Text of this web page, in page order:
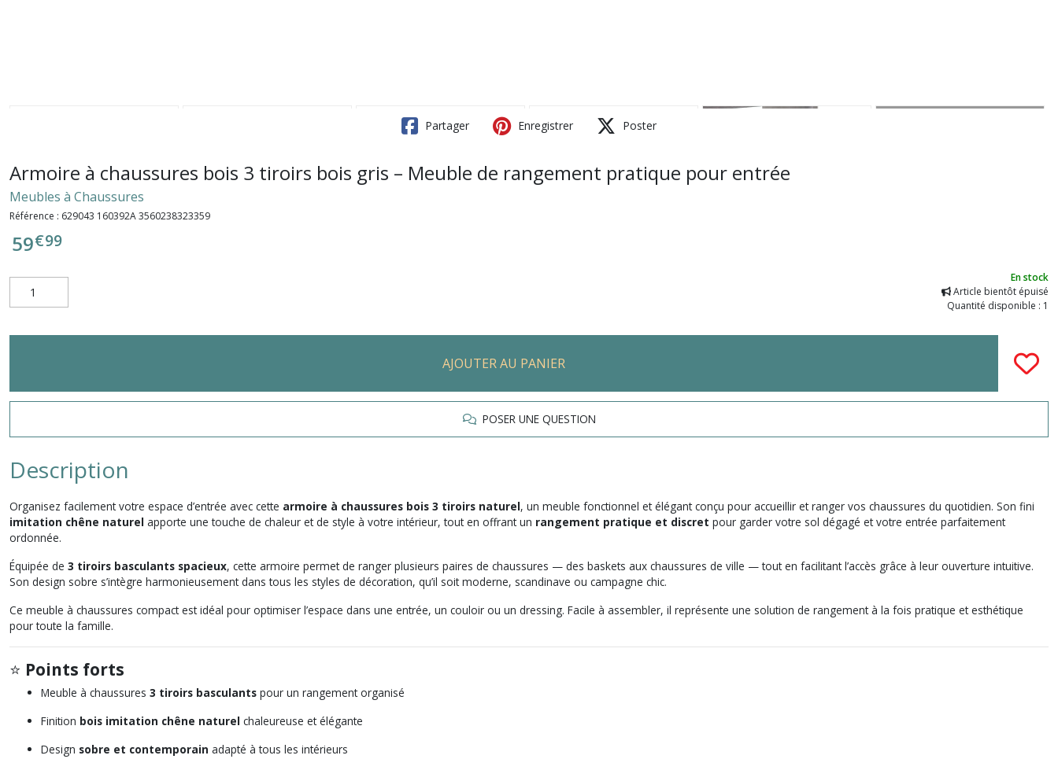
Partager Enregistrer Poster
Armoire à chaussures bois 3 tiroirs bois gris – Meuble de rangement pratique pour entrée
Meubles à Chaussures
Référence : 629043 160392A 3560238323359
59€99
En stock
Article bientôt épuisé
Quantité disponible : 1
AJOUTER AU PANIER
POSER UNE QUESTION
Description
Organisez facilement votre espace d’entrée avec cette armoire à chaussures bois 3 tiroirs naturel, un meuble fonctionnel et élégant conçu pour accueillir et ranger vos chaussures du quotidien. Son fini
imitation chêne naturel apporte une touche de chaleur et de style à votre intérieur, tout en offrant un rangement pratique et discret pour garder votre sol dégagé et votre entrée parfaitement
ordonnée.
Équipée de 3 tiroirs basculants spacieux, cette armoire permet de ranger plusieurs paires de chaussures — des baskets aux chaussures de ville — tout en facilitant l’accès grâce à leur ouverture intuitive.
Son design sobre s’intègre harmonieusement dans tous les styles de décoration, qu’il soit moderne, scandinave ou campagne chic.
Ce meuble à chaussures compact est idéal pour optimiser l’espace dans une entrée, un couloir ou un dressing. Facile à assembler, il représente une solution de rangement à la fois pratique et esthétique
pour toute la famille.
⭐ Points forts
Meuble à chaussures 3 tiroirs basculants pour un rangement organisé
Finition bois imitation chêne naturel chaleureuse et élégante
Design sobre et contemporain adapté à tous les intérieurs